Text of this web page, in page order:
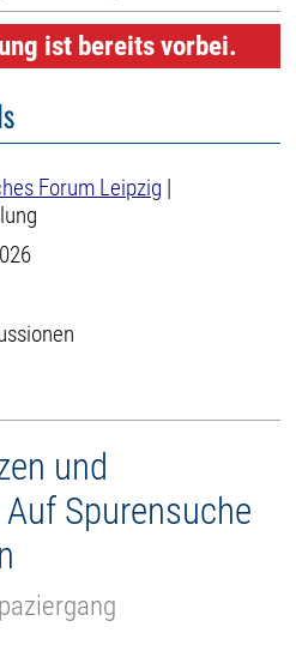
ist bereits vorbei.
Forum Leipzig |
und
Spurensuche